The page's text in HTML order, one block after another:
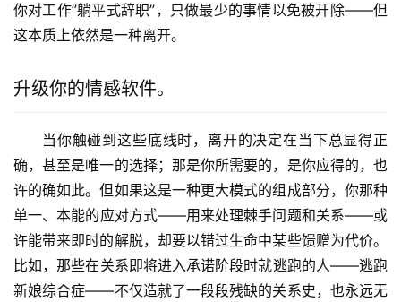
你对工作”躺平式辞职”，只做最少的事情以免被开除——但
这本质上依然是一种离开。
升级你的情感软件。
当你触碰到这些底线时，离开的决定在当下总显得正
确，甚至是唯一的选择；那是你所需要的，是你应得的，也
许的确如此。但如果这是一种更大模式的组成部分，你那种
单一、本能的应对方式——用来处理棘手问题和关系——或
许能带来即时的解脱，却要以错过生命中某些馈赠为代价。
比如，那些在关系即将进入承诺阶段时就逃跑的人——逃跑
新娘综合症——不仅造就了一段段残缺的关系史，也永远无